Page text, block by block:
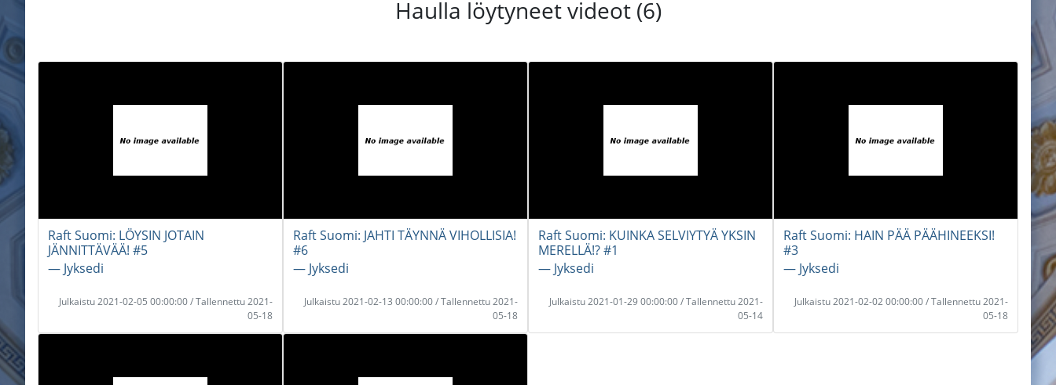
Haulla löytyneet videot (6)
Raft Suomi: LÖYSIN JOTAIN
JÄNNITTÄVÄÄ! #5
― Jyksedi
Julkaistu 2021-02-05 00:00:00 / Tallennettu 2021-
05-18
Raft Suomi: JAHTI TÄYNNÄ VIHOLLISIA!
#6
― Jyksedi
Julkaistu 2021-02-13 00:00:00 / Tallennettu 2021-
05-18
Raft Suomi: KUINKA SELVIYTYÄ YKSIN
MERELLÄ!? #1
― Jyksedi
Julkaistu 2021-01-29 00:00:00 / Tallennettu 2021-
05-14
Raft Suomi: HAIN PÄÄ PÄÄHINEEKSI!
#3
― Jyksedi
Julkaistu 2021-02-02 00:00:00 / Tallennettu 2021-
05-18